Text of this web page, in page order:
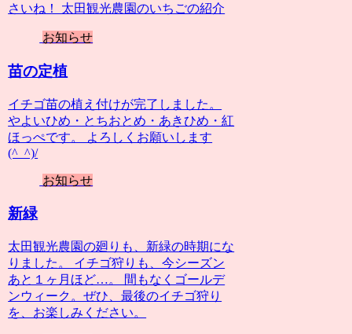
さいね！ 太田観光農園のいちごの紹介
お知らせ
苗の定植
イチゴ苗の植え付けが完了しました。
やよいひめ・とちおとめ・あきひめ・紅
ほっぺです。 よろしくお願いします
(^_^)/
お知らせ
新緑
太田観光農園の廻りも、新緑の時期にな
りました。 イチゴ狩りも、今シーズン
あと１ヶ月ほど…。 間もなくゴールデ
ンウィーク。ぜひ、最後のイチゴ狩り
を、お楽しみください。